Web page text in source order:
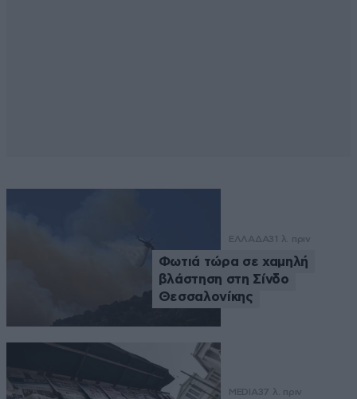
ΕΛΛΑΔΑ31 λ. πριν
Φωτιά τώρα σε χαμηλή
βλάστηση στη Σίνδο
Θεσσαλονίκης
MEDIA37 λ. πριν